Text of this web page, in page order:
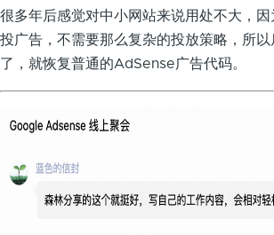
很多年后感觉对中小网站来说用处不大，
投广告，不需要那么复杂的投放策略，所以
了，就恢复普通的AdSense广告代码。